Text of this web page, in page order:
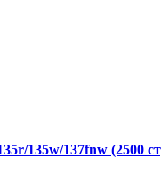
135w/137fnw (2500